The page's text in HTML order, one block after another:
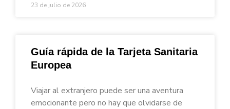
23 de julio de 2026
Guía rápida de la Tarjeta Sanitaria
Europea
Viajar al extranjero puede ser una aventura
emocionante pero no hay que olvidarse de